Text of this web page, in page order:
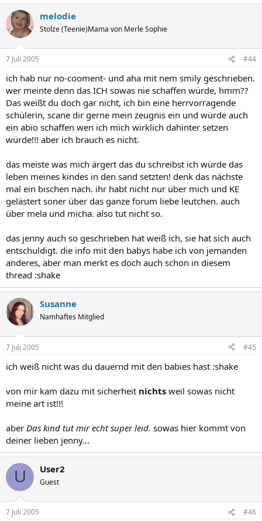
melodie
Stolze (Teenie)Mama von Merle Sophie
7 Juli 2005 #44
ich hab nur no-cooment- und aha mit nem smily geschrieben.
wer meinte denn das ICH sowas nie schaffen würde, hmm??
Das weißt du doch gar nicht, ich bin eine herrvorragende
schülerin, scane dir gerne mein zeugnis ein und würde auch
ein abio schaffen wen ich mich wirklich dahinter setzen
würde!!! aber ich brauch es nicht.
das meiste was mich ärgert das du schreibst ich würde das
leben meines kindes in den sand setzten! denk das nächste
mal ein bischen nach. ihr habt nicht nur über mich und KE
gelästert soner über das ganze forum liebe leutchen. auch
über mela und micha. also tut nicht so.
das jenny auch so geschrieben hat weiß ich, sie hat sich auch
entschuldigt. die info mit den babys habe ich von jemanden
anderes, aber man merkt es doch auch schon in diesem
thread :shake
Susanne
Namhaftes Mitglied
7 Juli 2005 #45
ich weiß nicht was du dauernd mit den babies hast :shake
von mir kam dazu mit sicherheit nichts weil sowas nicht
meine art ist!!!
aber Das kind tut mir echt super leid. sowas hier kommt von
deiner lieben jenny...
U User2
Guest
7 Juli 2005 #46